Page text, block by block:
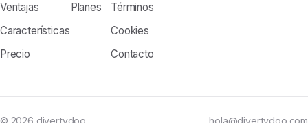
Ventajas
Características
Precio
Planes
Términos
Cookies
Contacto
© 2026 divertydoo. hola@divertydoo.com